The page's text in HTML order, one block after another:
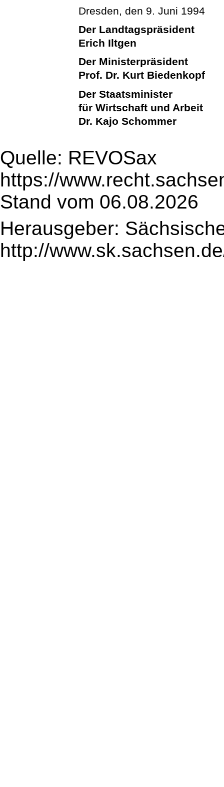
Dresden, den 9. Juni 1994
Der Landtagspräsident
Erich Iltgen
Der Ministerpräsident
Prof. Dr. Kurt Biedenkopf
Der Staatsminister
für Wirtschaft und Arbeit
Dr. Kajo Schommer
Quelle: REVOSax
https://
Stand vom 06.08.2026
Herausgeber:
http://